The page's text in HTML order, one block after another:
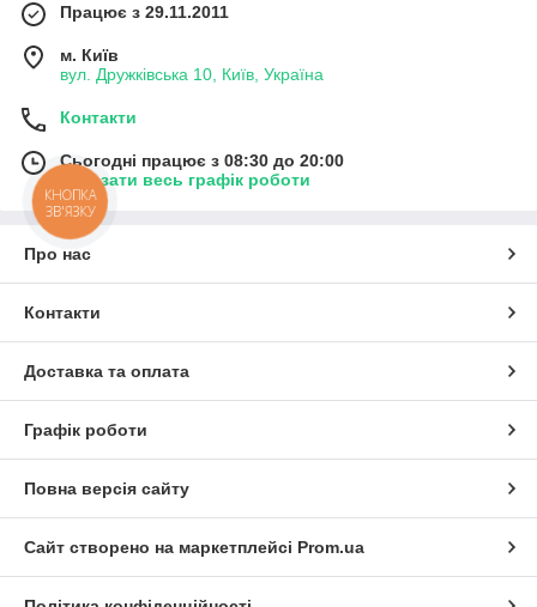
Працює з 29.11.2011
м. Київ
вул. Дружківська 10, Київ, Україна
Контакти
Сьогодні працює з 08:30 до 20:00
Показати весь графік роботи
Про нас
Контакти
Доставка та оплата
Графік роботи
Повна версія сайту
Сайт створено на маркетплейсі Prom.ua
КНОПКА
ЗВ'ЯЗКУ